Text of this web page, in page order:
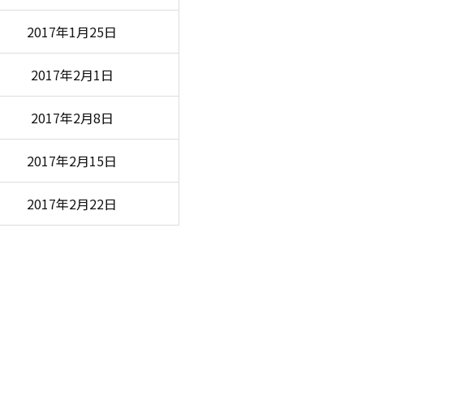
2017年1月25日
2017年2月1日
2017年2月8日
2017年2月15日
2017年2月22日